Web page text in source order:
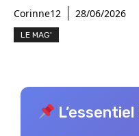
Corinne12 28/06/2026
LE MAG'